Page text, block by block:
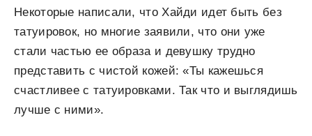
Некоторые написали, что Хайди идет быть без
татуировок, но многие заявили, что они уже
стали частью ее образа и девушку трудно
представить с чистой кожей: «Ты кажешься
счастливее с татуировками. Так что и выглядишь
лучше с ними».